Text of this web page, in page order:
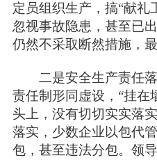
定员组织生产，搞“献礼
忽视事故隐患，甚至已
仍然不采取断然措施，
二是安全生产责任落
责任制形同虚设，“挂在
头上，没有切切实实落
落实，少数企业以包代
包，甚至违法分包。领